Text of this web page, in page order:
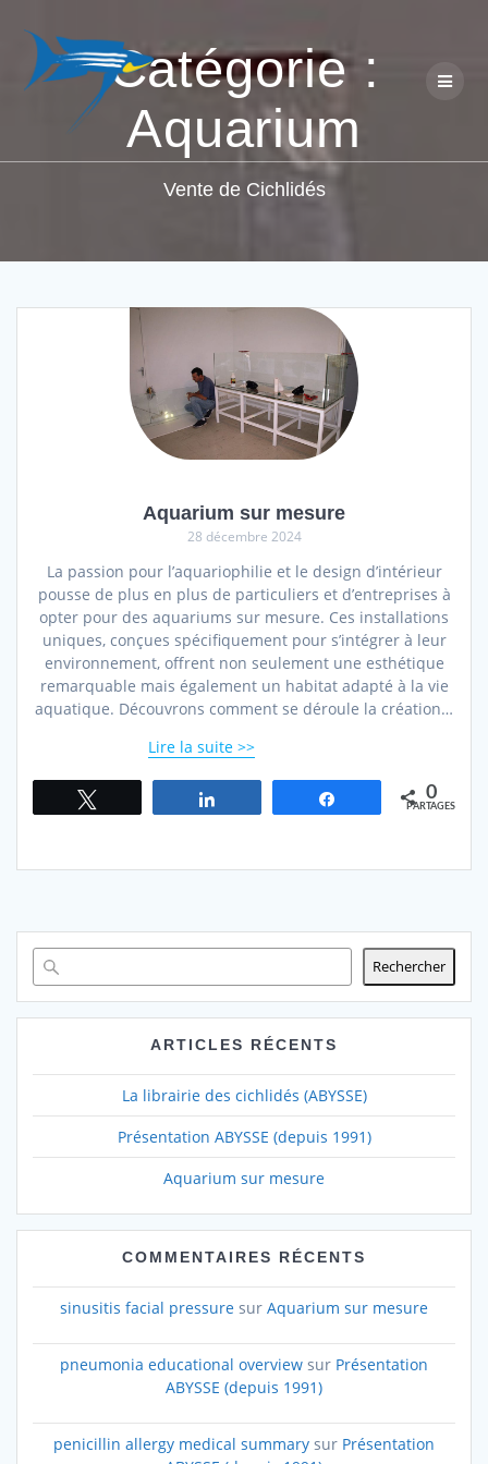
contenu
Catégorie :
Aquarium
Vente de Cichlidés
Aquarium sur mesure
28 décembre 2024
La passion pour l’aquariophilie et le design d’intérieur
pousse de plus en plus de particuliers et d’entreprises à
opter pour des aquariums sur mesure. Ces installations
uniques, conçues spécifiquement pour s’intégrer à leur
environnement, offrent non seulement une esthétique
remarquable mais également un habitat adapté à la vie
aquatique. Découvrons comment se déroule la création…
Partagez 0
PARTAGES
Rechercher
ARTICLES RÉCENTS
La librairie des cichlidés (ABYSSE)
Présentation ABYSSE (depuis 1991)
Aquarium sur mesure
COMMENTAIRES RÉCENTS
sinusitis facial pressure sur Aquarium sur mesure
pneumonia educational overview sur Présentation
ABYSSE (depuis 1991)
penicillin allergy medical summary sur Présentation